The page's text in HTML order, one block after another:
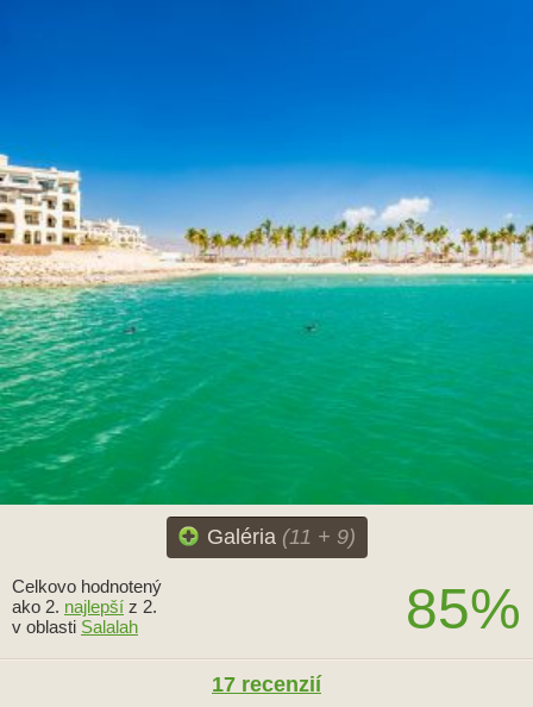
Galéria (11 + 9)
85%
Celkovo hodnotený
ako 2. najlepší z 2.
v oblasti Salalah
17 recenzií